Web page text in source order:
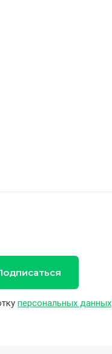
персональных данных